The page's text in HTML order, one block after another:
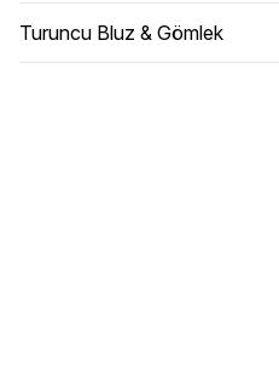
Turuncu Bluz & Gömlek